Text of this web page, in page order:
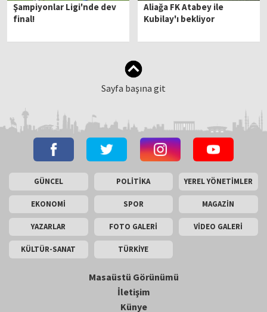
Şampiyonlar Ligi'nde dev
final!
Aliağa FK Atabey ile
Kubilay'ı bekliyor
Sayfa başına git
GÜNCEL POLİTİKA YEREL YÖNETİMLER
EKONOMİ SPOR MAGAZİN
YAZARLAR FOTO GALERİ VİDEO GALERİ
KÜLTÜR-SANAT TÜRKİYE
Masaüstü Görünümü
İletişim
Künye